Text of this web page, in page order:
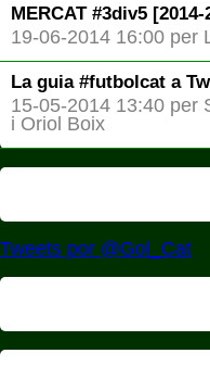
MERCAT #3div5 [2014-
19-06-2014 16:00
La guia #futbolcat a
15-05-2014 13:40 per
i Oriol Boix
Tweets por @Gol_Cat